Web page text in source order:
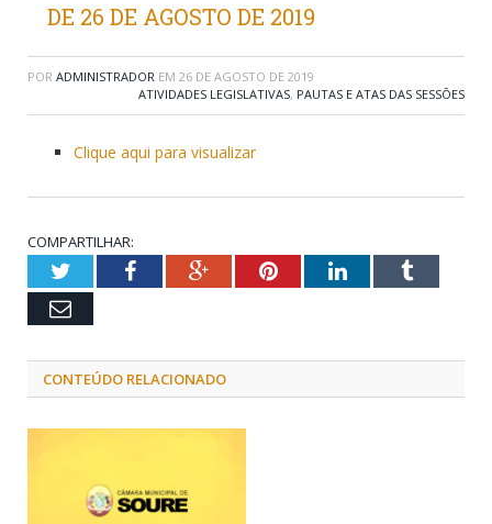
DE 26 DE AGOSTO DE 2019
POR ADMINISTRADOR EM 26 DE AGOSTO DE 2019
ATIVIDADES LEGISLATIVAS, PAUTAS E ATAS DAS SESSÕES
Clique aqui para visualizar
COMPARTILHAR:
TwitterFacebookGoogle+PinterestLinkedInTumblr
Email
CONTEÚDO RELACIONADO